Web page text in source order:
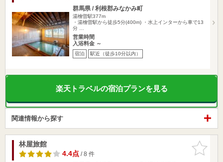
群馬県 / 利根郡みなかみ町
湯檜曽駅377m
・湯檜曽駅から徒歩5分(400m) ・水上インターから車で13
分 …
営業時間
入浴料金 ～
宿泊 駅近（徒歩10分以内）
楽天トラベルの宿泊プランを見る
関連情報から探す
お気に入
りに追加
林屋旅館
4.4点/ 8 件